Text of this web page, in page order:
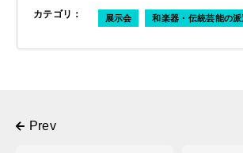
カテゴリ ： 展示会 和楽器・伝統芸能の派